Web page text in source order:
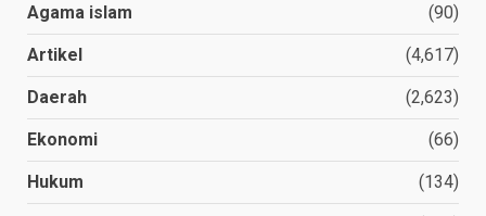
Agama islam (90)
Artikel (4,617)
Daerah (2,623)
Ekonomi (66)
Hukum (134)